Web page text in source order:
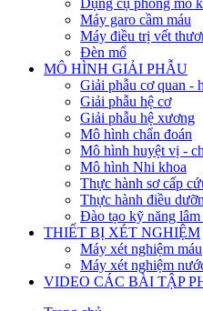
Dụng cụ phòng mổ
Máy garo cầm máu
Máy điều trị vết
Đèn mổ
MÔ HÌNH GIẢI PHẪU
Giải phẫu cơ quan -
Giải phẫu hệ cơ
Giải phẫu hệ xương
Mô hình chẩn đoán
Mô hình huyệt vị -
Mô hình Nhi khoa
Thực hành sơ cấp
Thực hành điều
Đào tạo kỹ năng lâm
THIẾT BỊ XÉT NGHIỆM
Máy xét nghiệm máu
Máy xét nghiệm
VIDEO CÁC BÀI TẬP